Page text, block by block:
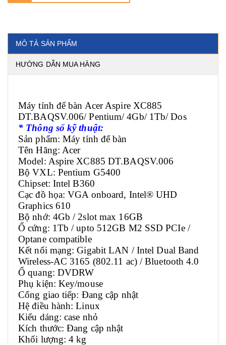
MÔ TẢ SẢN PHẨM
HƯỚNG DẪN MUA HÀNG
Máy tính để bàn Acer Aspire XC885
DT.BAQSV.006/ Pentium/ 4Gb/ 1Tb/ Dos
* Thông số kỹ thuật:
Sản phẩm: Máy tính để bàn
Tên Hãng: Acer
Model: Aspire XC885 DT.BAQSV.006
Bộ VXL: Pentium G5400
Chipset: Intel B360
Cạc đồ họa: VGA onboard, Intel® UHD
Graphics 610
Bộ nhớ: 4Gb / 2slot max 16GB
Ổ cứng: 1Tb / upto 512GB M2 SSD PCIe /
Optane compatible
Kết nối mạng: Gigabit LAN / Intel Dual Band
Wireless-AC 3165 (802.11 ac) / Bluetooth 4.0
Ổ quang: DVDRW
Phụ kiện: Key/mouse
Cổng giao tiếp: Đang cập nhật
Hệ điều hành: Linux
Kiểu dáng: case nhỏ
Kích thước: Đang cập nhật
Khối lượng: 4 kg